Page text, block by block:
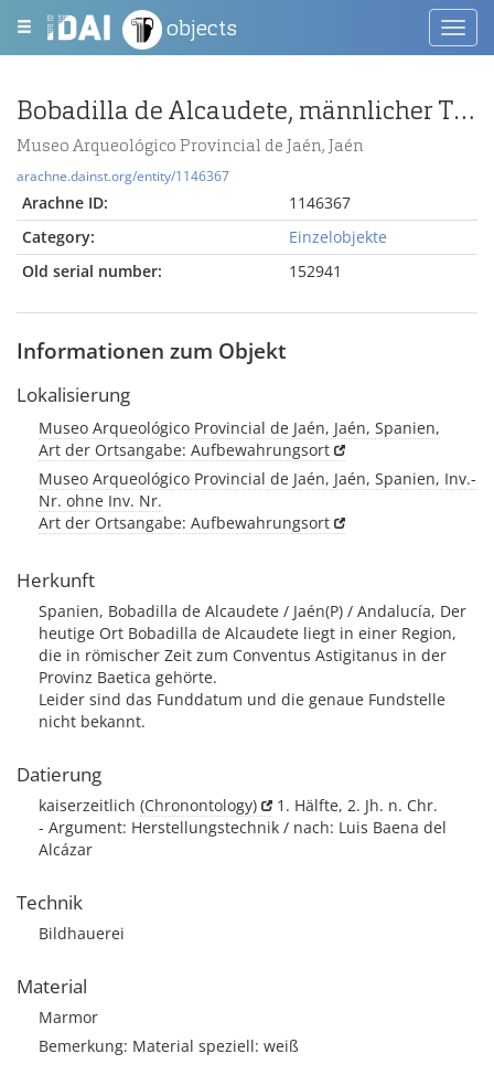
objects
Bobadilla de Alcaudete, männlicher Torso, römisch
Museo Arqueológico Provincial de Jaén, Jaén
arachne.dainst.org/entity/1146367
Arachne ID:
1146367
Category:
Einzelobjekte
Old serial number:
152941
Informationen zum Objekt
Lokalisierung
Museo Arqueológico Provincial de Jaén, Jaén, Spanien,
Art der Ortsangabe: Aufbewahrungsort
Museo Arqueológico Provincial de Jaén, Jaén, Spanien, Inv.-
Nr. ohne Inv. Nr.
Art der Ortsangabe: Aufbewahrungsort
Herkunft
Spanien, Bobadilla de Alcaudete / Jaén(P) / Andalucía, Der
heutige Ort Bobadilla de Alcaudete liegt in einer Region,
die in römischer Zeit zum Conventus Astigitanus in der
Provinz Baetica gehörte.
Leider sind das Funddatum und die genaue Fundstelle
nicht bekannt.
Datierung
kaiserzeitlich (Chronontology)
1. Hälfte, 2. Jh. n. Chr.
- Argument: Herstellungstechnik / nach: Luis Baena del
Alcázar
Technik
Bildhauerei
Material
Marmor
Bemerkung: Material speziell: weiß